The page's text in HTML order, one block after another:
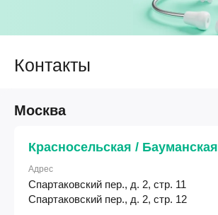
Контакты
Москва
Красносельская / Бауманская
Адрес
Спартаковский пер., д. 2, стр. 11
Спартаковский пер., д. 2, стр. 12